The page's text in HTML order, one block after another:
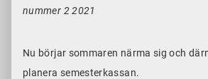
nummer 2 2021
Nu börjar sommaren närma sig och
planera semesterkassan.